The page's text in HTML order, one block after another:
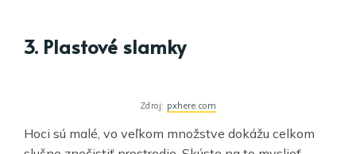
3. Plastové slamky
Zdroj: pxhere.com
Hoci sú malé, vo veľkom množstve dokážu celkom